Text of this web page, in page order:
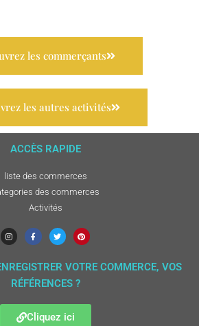
les commerçants
les autres activités
ACCÈS RAPIDE
liste des commerces
des commerces
Activités
VOTRE COMMERCE, VOS
RÉFÉRENCES ?
Cliquez ici